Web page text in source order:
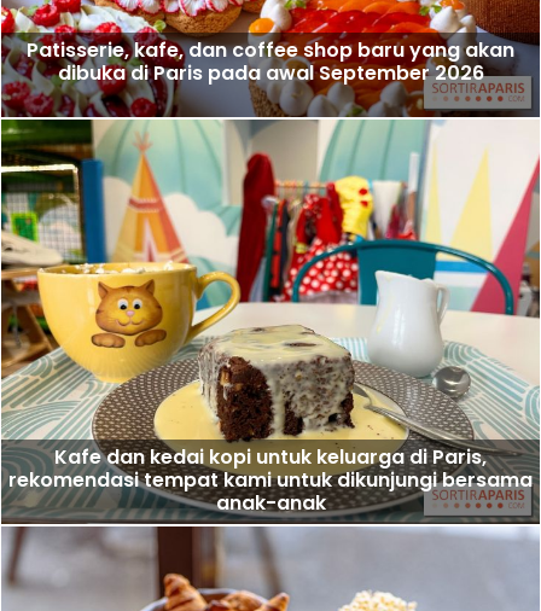
Patisserie, kafe, dan coffee shop baru yang akan
dibuka di Paris pada awal September 2026
Kafe dan kedai kopi untuk keluarga di Paris,
rekomendasi tempat kami untuk dikunjungi bersama
anak-anak